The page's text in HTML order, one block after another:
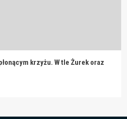
krzyżu. W tle Żurek oraz